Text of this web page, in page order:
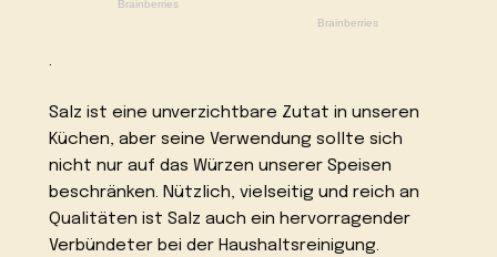
.
Salz ist eine unverzichtbare Zutat in unseren
Küchen, aber seine Verwendung sollte sich
nicht nur auf das Würzen unserer Speisen
beschränken. Nützlich, vielseitig und reich an
Qualitäten ist Salz auch ein hervorragender
Verbündeter bei der Haushaltsreinigung.